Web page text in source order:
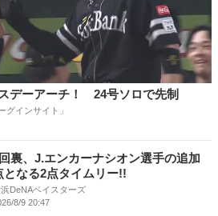
デーアーチ！ 24号ソロで先制
グインサイト」
裏、J.エンカーナシオン選手の追加
となる2点タイムリー!!
DeNAベイスターズ
8/9 20:47